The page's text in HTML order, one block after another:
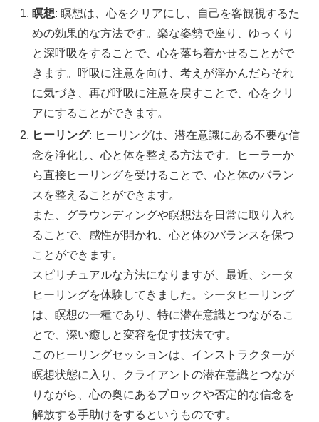
瞑想: 瞑想は、心をクリアにし、自己を客観視するた
めの効果的な方法です。楽な姿勢で座り、ゆっくり
と深呼吸をすることで、心を落ち着かせることがで
きます。呼吸に注意を向け、考えが浮かんだらそれ
に気づき、再び呼吸に注意を戻すことで、心をクリ
アにすることができます。
ヒーリング: ヒーリングは、潜在意識にある不要な信
念を浄化し、心と体を整える方法です。ヒーラーか
ら直接ヒーリングを受けることで、心と体のバラン
スを整えることができます。
また、グラウンディングや瞑想法を日常に取り入れ
ることで、感性が開かれ、心と体のバランスを保つ
ことができます。
スピリチュアルな方法になりますが、最近、シータ
ヒーリングを体験してきました。シータヒーリング
は、瞑想の一種であり、特に潜在意識とつながるこ
とで、深い癒しと変容を促す技法です。
このヒーリングセッションは、インストラクターが
瞑想状態に入り、クライアントの潜在意識とつなが
りながら、心の奥にあるブロックや否定的な信念を
解放する手助けをするというものです。